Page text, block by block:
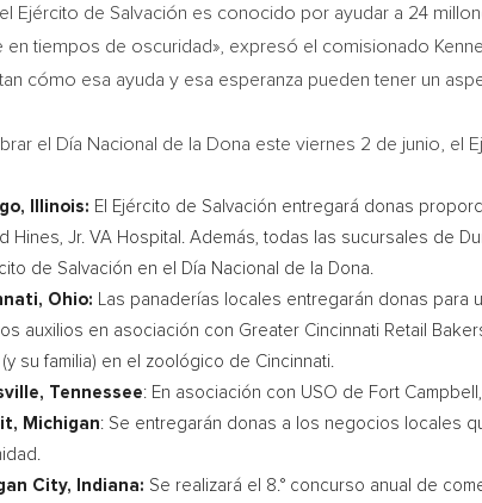
Ejército de Salvación es conocido por ayudar a 24
en tiempos de oscuridad», expresó el comisionado
cómo esa ayuda y esa esperanza pueden tener un
el Día Nacional de la Dona este viernes 2 de junio,
Illinois: El Ejército de Salvación entregará donas
Hines, Jr. VA Hospital. Además, todas las sucursales de
de Salvación en el Día Nacional de la Dona.
Ohio: Las panaderías locales entregarán donas
auxilios en asociación con Greater Cincinnati Retail
su familia) en el zoológico de Cincinnati.
Tennessee: En asociación con USO de Fort Campbell
Michigan: Se entregarán donas a los negocios locales
City, Indiana: Se realizará el 8.° concurso anual de